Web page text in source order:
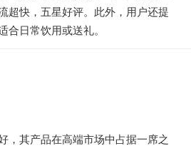
超快，五星好评。此外，用户还提
合日常饮用或送礼。
，其产品在高端市场中占据一席之